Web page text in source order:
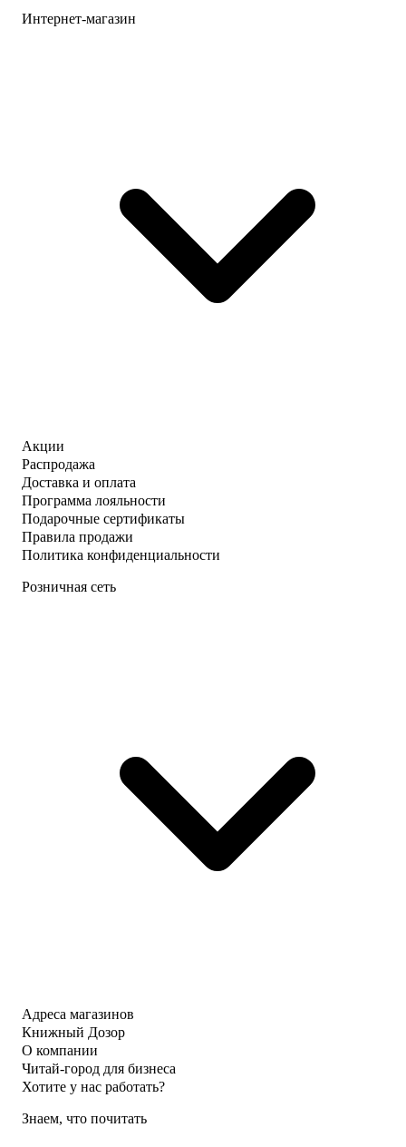
Интернет-магазин
Акции
Распродажа
Доставка и оплата
Программа лояльности
Подарочные сертификаты
Правила продажи
Политика конфиденциальности
Розничная сеть
Адреса магазинов
Книжный Дозор
О компании
Читай-город для бизнеса
Хотите у нас работать?
Знаем, что почитать